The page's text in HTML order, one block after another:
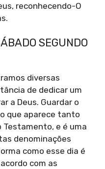
reconhecendo-O
SEGUNDO
diversas
de dedicar um
a Deus. Guardar o
que aparece tanto
Testamento, e é uma
denominações
como esse dia é
com as